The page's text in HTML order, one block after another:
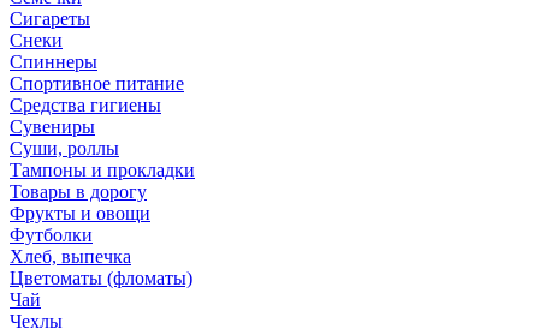
Сигареты
Снеки
Спиннеры
Спортивное питание
Средства гигиены
Сувениры
Суши, роллы
Тампоны и прокладки
Товары в дорогу
Фрукты и овощи
Футболки
Хлеб, выпечка
Цветоматы (фломаты)
Чай
Чехлы